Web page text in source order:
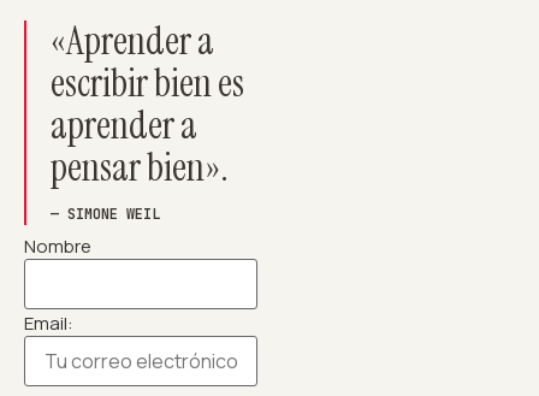
«Aprender a
escribir bien es
aprender a
pensar bien».
— SIMONE WEIL
Nombre
Email: